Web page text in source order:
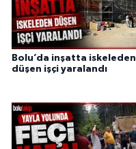
Bolu’da inşatta iskeleden
düşen işçi yaralandı